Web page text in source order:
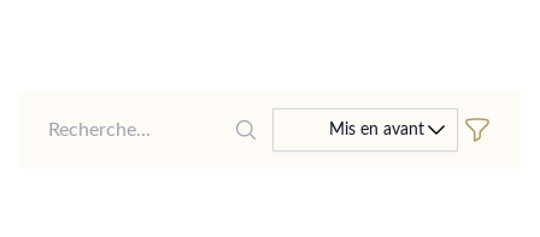
RechercheMis en avant